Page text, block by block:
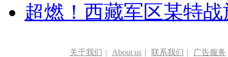
超燃！西藏军区某特
关于我们 | About us | 联系我们 | 广告服务